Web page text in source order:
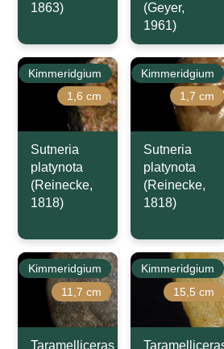
1863)
(Geyer,
1961)
Kimmeridgium
1,6 cm
Sutneria
platynota
(Reinecke,
1818)
Kimmeridgium
1,7 cm
Sutneria
platynota
(Reinecke,
1818)
Kimmeridgium
11,7 cm
Taramelliceras
Kimmeridgium
15,5 cm